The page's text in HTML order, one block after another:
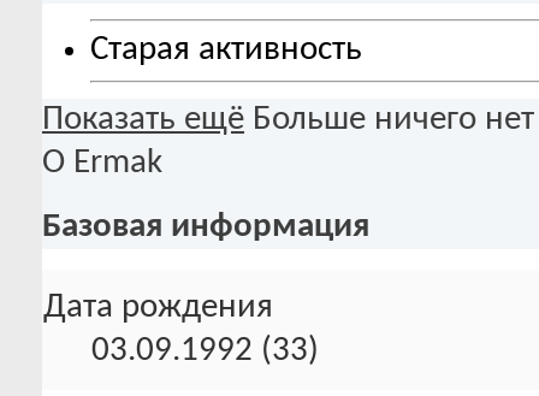
Старая активность
Показать ещё Больше ничего нет
О Ermak
Базовая информация
Дата рождения
03.09.1992 (33)